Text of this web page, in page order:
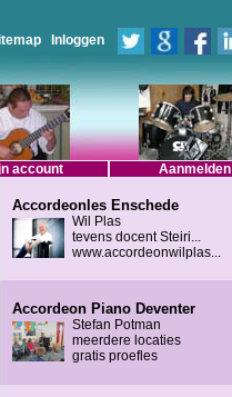
Inloggen
account Aanmelden
Accordeonles Enschede
Wil Plas
tevens docent Steiri...
www.accordeonwilplas...
Accordeon Piano Deventer
Stefan Potman
meerdere locaties
gratis proefles